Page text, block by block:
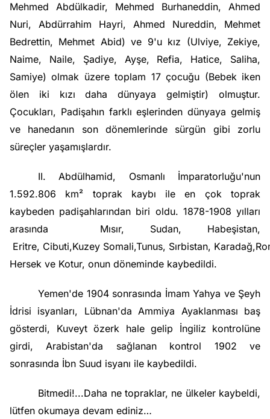
Mehmed Abdülkadir, Mehmed Burhaneddin, Ahmed
Nuri, Abdürrahim Hayri, Ahmed Nureddin, Mehmet
Bedrettin, Mehmet Abid) ve 9'u kız (Ulviye, Zekiye,
Naime, Naile, Şadiye, Ayşe, Refia, Hatice, Saliha,
Samiye) olmak üzere toplam 17 çocuğu (Bebek iken
ölen iki kızı daha dünyaya gelmiştir) olmuştur.
Çocukları, Padişahın farklı eşlerinden dünyaya gelmiş
ve hanedanın son dönemlerinde sürgün gibi zorlu
süreçler yaşamışlardır.
II. Abdülhamid, Osmanlı İmparatorluğu'nun
1.592.806 km² toprak kaybı ile en çok toprak
kaybeden padişahlarından biri oldu. 1878-1908 yılları
arasında Mısır, Sudan, Habeşistan,
Eritre, Cibuti,Kuzey Somali,Tunus, Sırbistan, Karadağ,
Hersek ve Kotur, onun döneminde kaybedildi.
Yemen'de 1904 sonrasında İmam Yahya ve Şeyh
İdrisi isyanları, Lübnan'da Ammiya Ayaklanması baş
gösterdi, Kuveytözerk hale gelip İngiliz kontrolüne
girdi, Arabistan'da sağlanan kontrol 1902 ve
sonrasında İbn Suud isyanı ile kaybedildi.
Bitmedi!...Daha ne topraklar, ne ülkeler kaybeldi,
lütfen okumaya devam ediniz…